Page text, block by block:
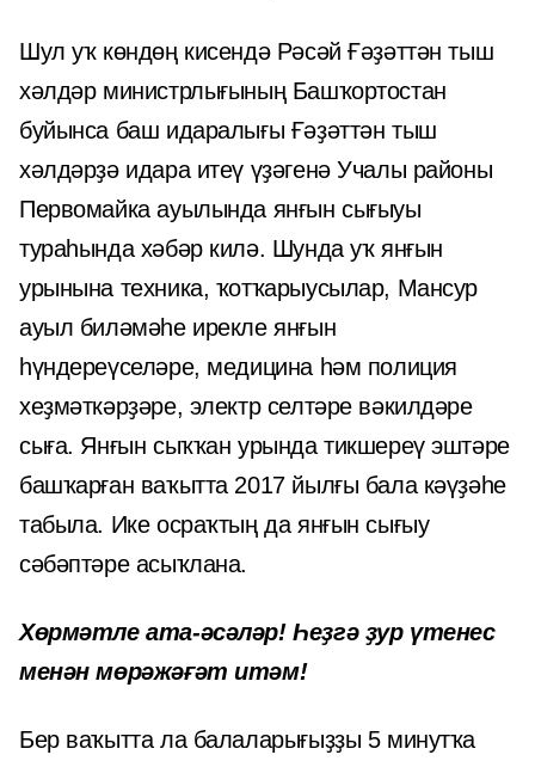
Шул уҡ көндөң кисендә Рәсәй Ғәҙәттән тыш
хәлдәр министрлығының Башҡортостан
буйынса баш идаралығы Ғәҙәттән тыш
хәлдәрҙә идара итеү үҙәгенә Учалы районы
Первомайка ауылында янғын сығыуы
тураһында хәбәр килә. Шунда уҡ янғын
урынына техника, ҡотҡарыусылар, Мансур
ауыл биләмәһе ирекле янғын
һүндереүселәре, медицина һәм полиция
хеҙмәткәрҙәре, электр селтәре вәкилдәре
сыға. Янғын сыҡҡан урында тикшереү эштәре
башҡарған ваҡытта 2017 йылғы бала кәүҙәһе
табыла. Ике осраҡтың да янғын сығыу
сәбәптәре асыҡлана.
Хөрмәтле ата-әсәләр! Һеҙгә ҙур үтенес
менән мөрәжәғәт итәм!
Бер ваҡытта ла балаларығыҙҙы 5 минутҡа